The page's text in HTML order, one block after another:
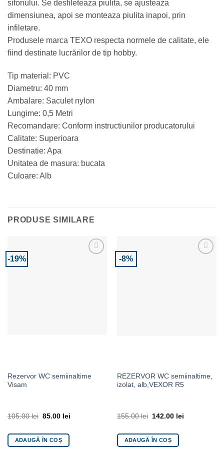
sifonului. Se desfileteaza piulita, se ajusteaza
dimensiunea, apoi se monteaza piulita inapoi, prin
infiletare.
Produsele marca TEXO respecta normele de calitate, ele
fiind destinate lucrărilor de tip hobby.
Tip material: PVC
Diametru: 40 mm
Ambalare: Saculet nylon
Lungime: 0,5 Metri
Recomandare: Conform instructiunilor producatorului
Calitate: Superioara
Destinatie: Apa
Unitatea de masura: bucata
Culoare: Alb
PRODUSE SIMILARE
-19%
Rezervor WC semiinaltime
Visam
105.00lei 85.00 lei
ADAUGĂ ÎN COȘ
-8%
REZERVOR WC semiinaltime,
izolat, alb,VEXOR R5
155.00lei 142.00 lei
ADAUGĂ ÎN COȘ